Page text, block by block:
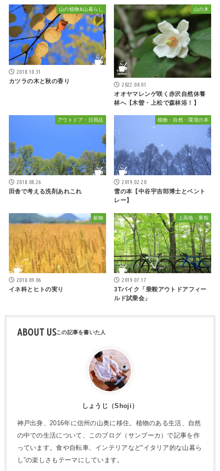
山の植物&山暮らし
2018.10.31
カツラの木と秋の香り
山の木
2022.08.01
オオヤマレンゲ咲く赤沢自然休養
林へ【木曽・上松で森林浴！】
アウトドア・日用品
2018.08.26
田舎で考える洗剤あれこれ
植物・自然・環境の本
2019.02.20
雪の本【中谷宇吉郎博士とベント
レー】
穀物
2018.09.06
イネ科とヒトの実り
上高地・乗鞍
2019.07.17
3Tバイク「乗鞍アウトドアフィー
ルド試乗会」
ABOUT US
しょうじ（Shoji）
神戸出身、2016年に信州の山奥に移住。植物のある生活、自然
の中での生活について、このブログ（サンブーカ）で記事を作
っています。食や自転車、インテリアなど“イタリア的な山暮ら
し”の楽しさもテーマにしています。